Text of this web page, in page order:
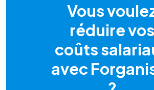
Vous
réduire vos
coûts
avec